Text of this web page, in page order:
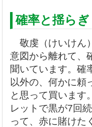
確率と揺らぎ
敬虔（けいけん
意図から離れて、
聞いています。確
以外の、何かに頼
と思って買います
レットで黒が7回
って、赤に賭けた